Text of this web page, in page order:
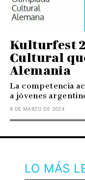
Kulturfest
Cultural
Alemania
La competencia
a jóvenes
8 DE MARZO DE 2024
LO MÁS